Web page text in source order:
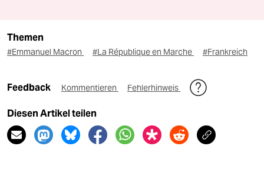
Themen
#Emmanuel Macron #La République en Marche #Frankreich
Feedback Kommentieren Fehlerhinweis
Diesen Artikel teilen